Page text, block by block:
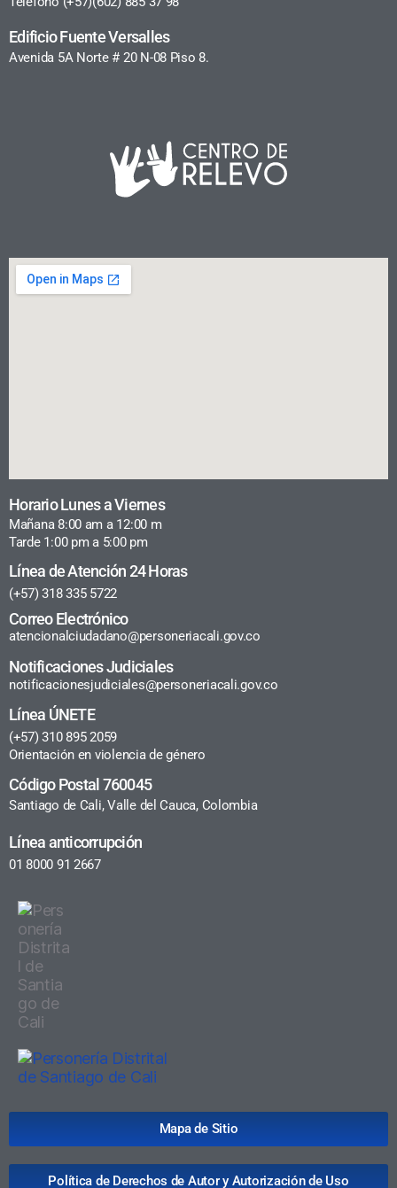
Edificio Fuente Versalles
Avenida 5A Norte # 20 N-08 Piso 8.
Horario Lunes a Viernes
Mañana 8:00 am a 12:00 m
Tarde 1:00 pm a 5:00 pm
Línea de Atención 24 Horas
(+57) 318 335 5722
Correo Electrónico
atencionalciudadano@personeriacali.gov.co
Notificaciones Judiciales
notificacionesjudiciales@personeriacali.gov.co
Línea ÚNETE
(+57) 310 895 2059
Orientación en violencia de género
Código Postal 760045
Santiago de Cali, Valle del Cauca, Colombia
Línea anticorrupción
01 8000 91 2667
Mapa de Sitio
Política de Derechos de Autor y Autorización de Uso